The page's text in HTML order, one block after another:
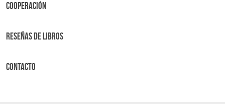
Cooperación
Reseñas de libros
Contacto